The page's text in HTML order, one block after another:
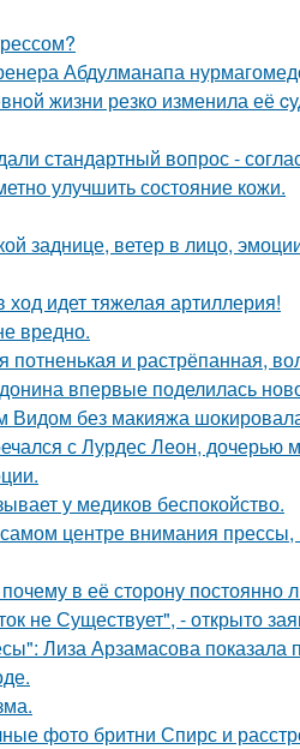
Абдулманапа
жизни резко изменила её
стандартный вопрос -
улучшить состояние кожи.
заднице, ветер в лицо,
идет тяжелая артиллерия!
вредно.
и растрёпанная,
впервые поделилась
Видом без макияжа
с Лурдес Леон, дочерью
у медиков беспокойство.
центре внимания
в её сторону постоянно
не Существует", - открыто
Лиза Арзамасова показала
фото бритни Спирс и